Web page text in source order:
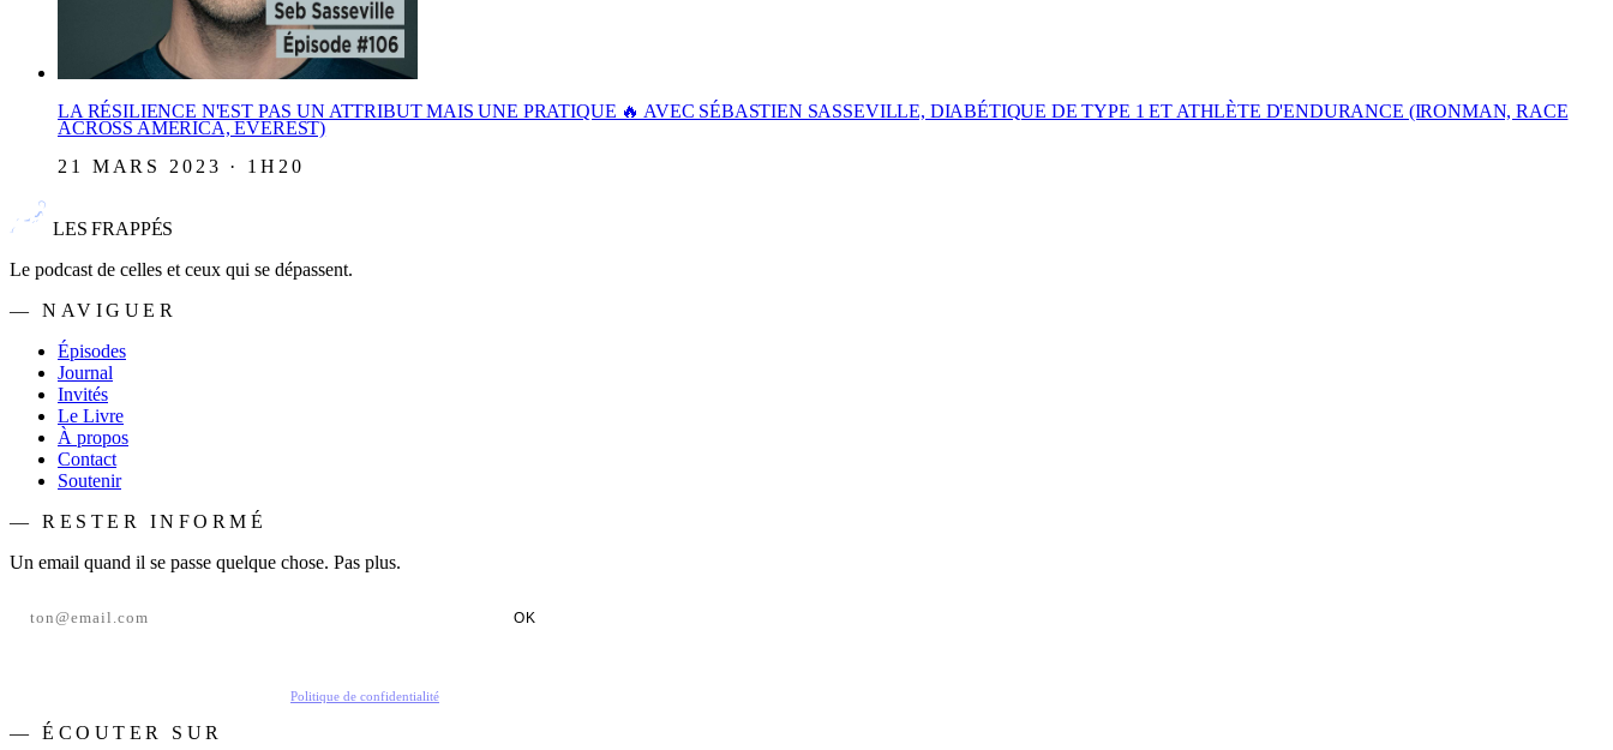
LA RÉSILIENCE N'EST PAS UN ATTRIBUT MAIS UNE PRATIQUE 🔥 AVEC SÉBASTIEN SASSEVILLE, DIABÉTIQUE DE TYPE 1 ET ATHLÈTE D'ENDURANCE (IRONMAN, RACE
ACROSS AMERICA, EVEREST)
21 MARS 2023 · 1H20
LES FRAPPÉS
Le podcast de celles et ceux qui se dépassent.
— NAVIGUER
Épisodes
Journal
Invités
Le Livre
À propos
Contact
Soutenir
— RESTER INFORMÉ
Un email quand il se passe quelque chose. Pas plus.
OK
Politique de confidentialité
— ÉCOUTER SUR